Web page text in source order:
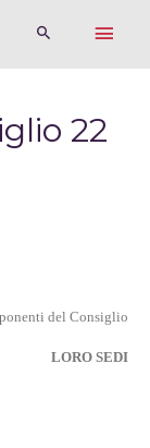
22
del Consiglio
LORO SEDI